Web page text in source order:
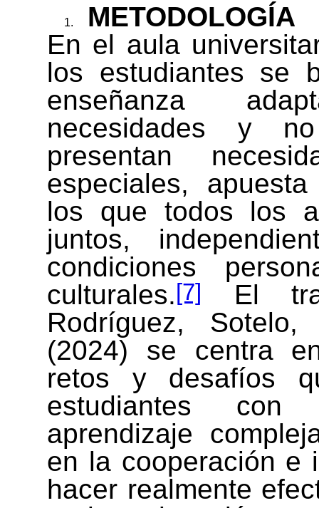
METODOLOGÍA
En el aula
los estudiantes se
enseñanza
necesidades y
presentan
especiales,
los que todos los
juntos,
condiciones
culturales. [7]
El
Rodríguez,
(2024) se centra
retos y desafíos
estudiantes con
aprendizaje
en la cooperación e
hacer realmente